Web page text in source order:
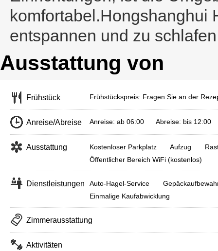
komfortabel.Hongshanghui
entspannen und zu
Ausstattung von
Frühstück Frühstückspreis: Fragen Sie an der
Anreise/Abreise Anreise: ab 06:00 Abreise: bis 12:00
Ausstattung Kostenloser Parkplatz Aufzug
Öffentlicher Bereich WiFi (kostenlos)
Dienstleistungen Auto-Hagel-Service
Einmalige Kaufabwicklung
Zimmerausstattung
Aktivitäten